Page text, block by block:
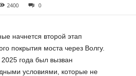
2400 0
начнется второй этап
покрытия моста через Волгу.
года был вызван
условиями, которые не